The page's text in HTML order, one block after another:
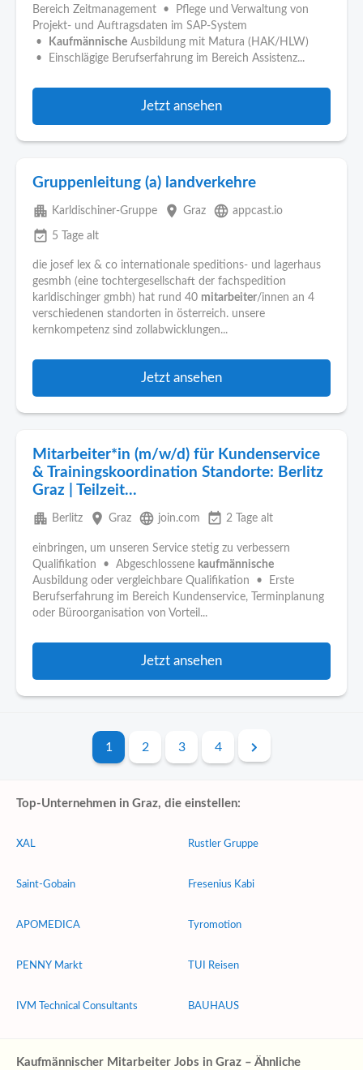
Bereich Zeitmanagement • Pflege und Verwaltung von
Projekt- und Auftragsdaten im SAP-System
•
Kaufmännische Ausbildung mit Matura (HAK/HLW)
• Einschlägige Berufserfahrung im Bereich Assistenz...
Jetzt ansehen
Gruppenleitung (a) landverkehre
apartment Karldischiner-Gruppe place Graz language appcast.io
event_available 5 Tage alt
die josef lex & co internationale speditions- und lagerhaus
gesmbh (eine tochtergesellschaft der fachspedition
karldischinger gmbh) hat rund 40 mitarbeiter/innen an 4
verschiedenen standorten in österreich. unsere
kernkompetenz sind zollabwicklungen...
Jetzt ansehen
Mitarbeiter*in (m/w/d) für Kundenservice
& Trainingskoordination Standorte: Berlitz
Graz | Teilzeit...
apartment Berlitz place Graz language join.com event_available 2 Tage alt
einbringen, um unseren Service stetig zu verbessern
Qualifikation • Abgeschlossene kaufmännische
Ausbildung oder vergleichbare Qualifikation • Erste
Berufserfahrung im Bereich Kundenservice, Terminplanung
oder Büroorganisation von Vorteil...
Jetzt ansehen
1 2 3 4
Top-Unternehmen in Graz, die einstellen:
XAL
Saint-Gobain
APOMEDICA
PENNY Markt
IVM Technical Consultants
Rustler Gruppe
Fresenius Kabi
Tyromotion
TUI Reisen
BAUHAUS
Kaufmännischer Mitarbeiter Jobs in Graz – Ähnliche